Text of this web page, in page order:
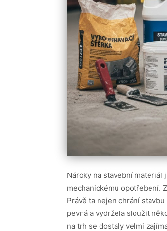
Nároky na stavební materiál
mechanickému opotřebení.
Právě ta nejen chrání
pevná a vydržela sloužit
na trh se dostaly velmi